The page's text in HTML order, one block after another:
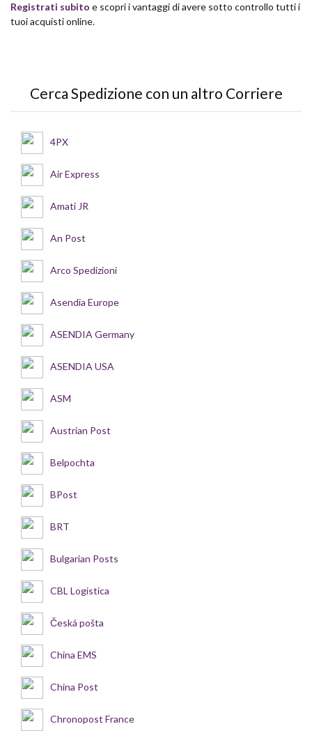
Registrati subito e scopri i vantaggi di avere sotto controllo tutti i
tuoi acquisti online.
Cerca Spedizione con un altro Corriere
4PX
Air Express
Amati JR
An Post
Arco Spedizioni
Asendia Europe
ASENDIA Germany
ASENDIA USA
ASM
Austrian Post
Belpochta
BPost
BRT
Bulgarian Posts
CBL Logistica
Česká pošta
China EMS
China Post
Chronopost France